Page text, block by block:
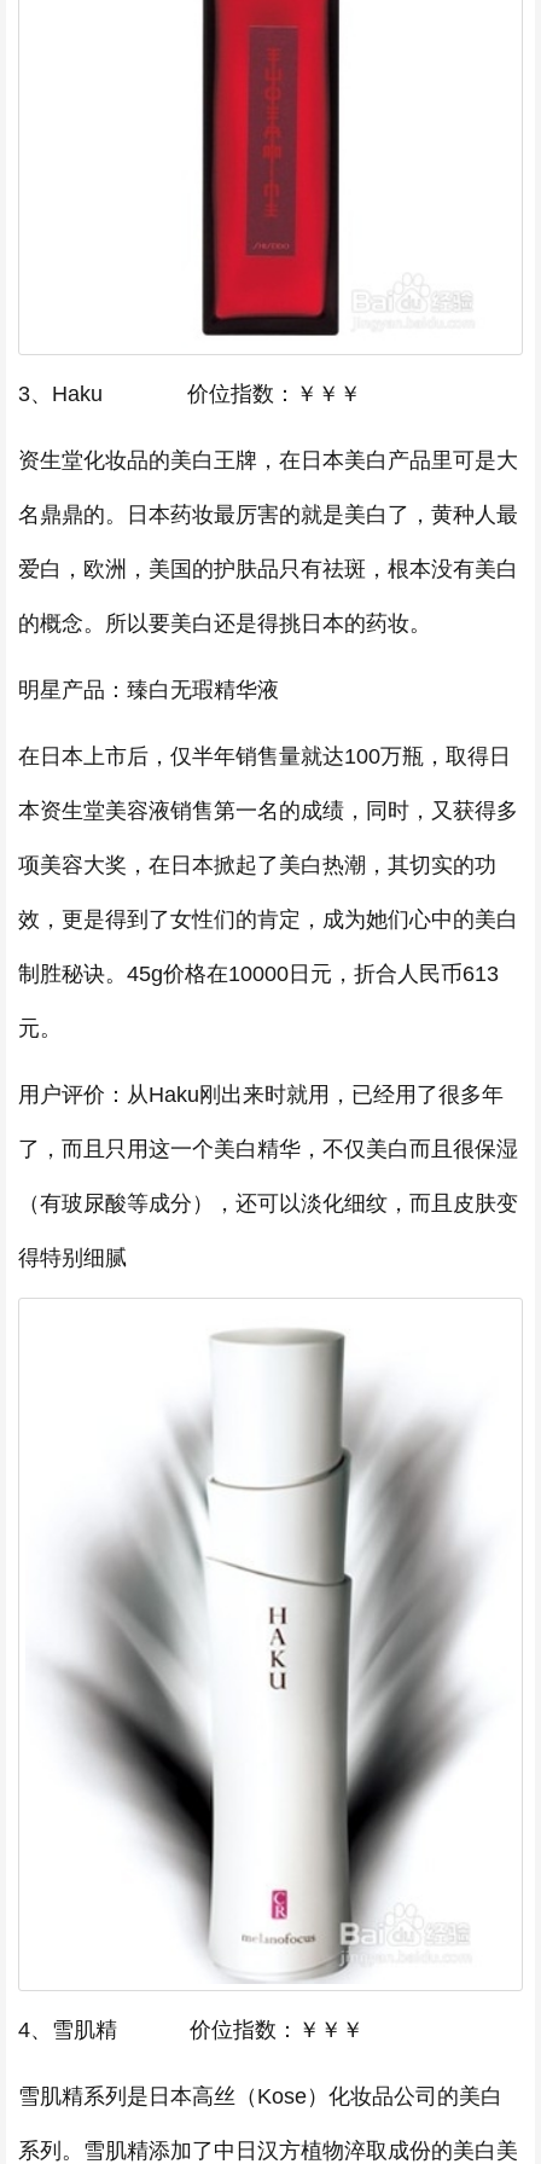
3、Haku 价位指数：￥￥￥
资生堂化妆品的美白王牌，在日本美白产品里可是大
名鼎鼎的。日本药妆最厉害的就是美白了，黄种人最
爱白，欧洲，美国的护肤品只有祛斑，根本没有美白
的概念。所以要美白还是得挑日本的药妆。
明星产品：臻白无瑕精华液
在日本上市后，仅半年销售量就达100万瓶，取得日
本资生堂美容液销售第一名的成绩，同时，又获得多
项美容大奖，在日本掀起了美白热潮，其切实的功
效，更是得到了女性们的肯定，成为她们心中的美白
制胜秘诀。45g价格在10000日元，折合人民币613
元。
用户评价：从Haku刚出来时就用，已经用了很多年
了，而且只用这一个美白精华，不仅美白而且很保湿
（有玻尿酸等成分），还可以淡化细纹，而且皮肤变
得特别细腻
4、雪肌精 价位指数：￥￥￥
雪肌精系列是日本高丝（Kose）化妆品公司的美白
系列。雪肌精添加了中日汉方植物淬取成份的美白美